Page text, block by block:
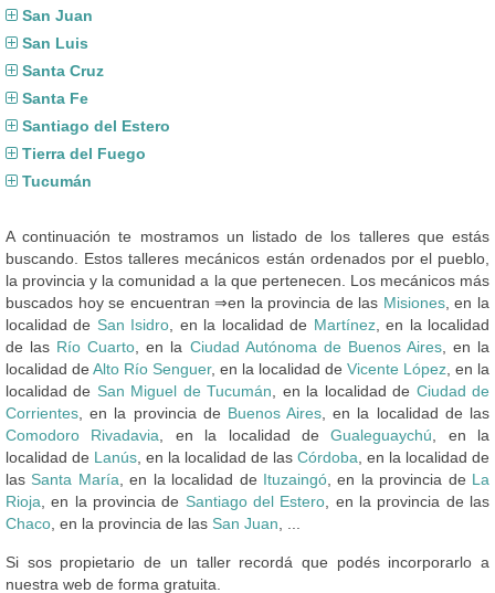
San Juan
San Luis
Santa Cruz
Santa Fe
Santiago del Estero
Tierra del Fuego
Tucumán
A continuación te mostramos un listado de los talleres que estás
buscando. Estos talleres mecánicos están ordenados por el pueblo,
la provincia y la comunidad a la que pertenecen. Los mecánicos más
buscados hoy se encuentran ⇒en la provincia de las Misiones, en la
localidad de San Isidro , en la localidad de Martínez, en la localidad
de las Río Cuarto , en la Ciudad Autónoma de Buenos Aires, en la
localidad de Alto Río Senguer, en la localidad de Vicente López , en la
localidad de San Miguel de Tucumán , en la localidad de Ciudad de
Corrientes , en la provincia de Buenos Aires , en la localidad de las
Comodoro Rivadavia , en la localidad deGualeguaychú , en la
localidad de Lanús , en la localidad de las Córdoba , en la localidad de
las Santa María , en la localidad de Ituzaingó, en la provincia de La
Rioja , en la provincia de Santiago del Estero , en la provincia de las
Chaco , en la provincia de las San Juan
Si sos propietario de un taller recordá que podés incorporarlo a
nuestra web de forma gratuita.